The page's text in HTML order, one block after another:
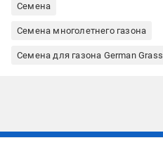
Семена
Семена многолетнего газона
Семена для газона German Grass